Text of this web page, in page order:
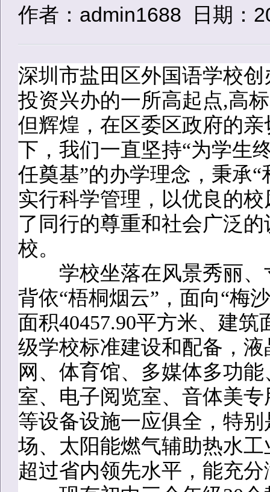
作者：admin1688 日期：
深圳市盐田区外国语学校
投资兴办的一所高起点,高
但辉煌，在区委区政府的
下，我们一直坚持“为学生
任奠基”的办学理念，秉承
实行科学管理，以优良的
了同行的尊重和社会广泛
校。
学校坐落在风景秀丽、
背依“梧桐烟云”，面向“梅
面积40457.90平方米、建
级学校标准建设和配备，
网、体育馆、多媒体多功
室、电子阅览室、音体美
等设备设施一应俱全，特
场、太阳能燃气辅助热水
超过省内领先水平，能充